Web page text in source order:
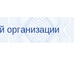
организации